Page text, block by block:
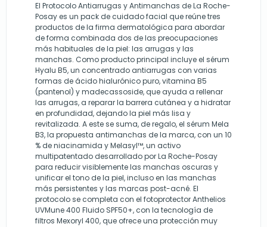
El Protocolo Antiarrugas y Antimanchas de La Roche-
Posay es un pack de cuidado facial que reúne tres
productos de la firma dermatológica para abordar
de forma combinada dos de las preocupaciones
más habituales de la piel: las arrugas y las
manchas. Como producto principal incluye el sérum
Hyalu B5, un concentrado antiarrugas con varias
formas de ácido hialurónico puro, vitamina B5
(pantenol) y madecassoside, que ayuda a rellenar
las arrugas, a reparar la barrera cutánea y a hidratar
en profundidad, dejando la piel más lisa y
revitalizada. A este se suma, de regalo, el sérum Mela
B3, la propuesta antimanchas de la marca, con un 10
% de niacinamida y Melasyl™, un activo
multipatentado desarrollado por La Roche-Posay
para reducir visiblemente las manchas oscuras y
unificar el tono de la piel, incluso en las manchas
más persistentes y las marcas post-acné. El
protocolo se completa con el fotoprotector Anthelios
UVMune 400 Fluido SPF50+, con la tecnología de
filtros Mexoryl 400, que ofrece una protección muy